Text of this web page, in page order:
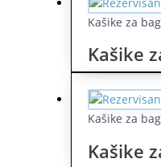
Kašike za
Kašike
Kašike za
Kašike